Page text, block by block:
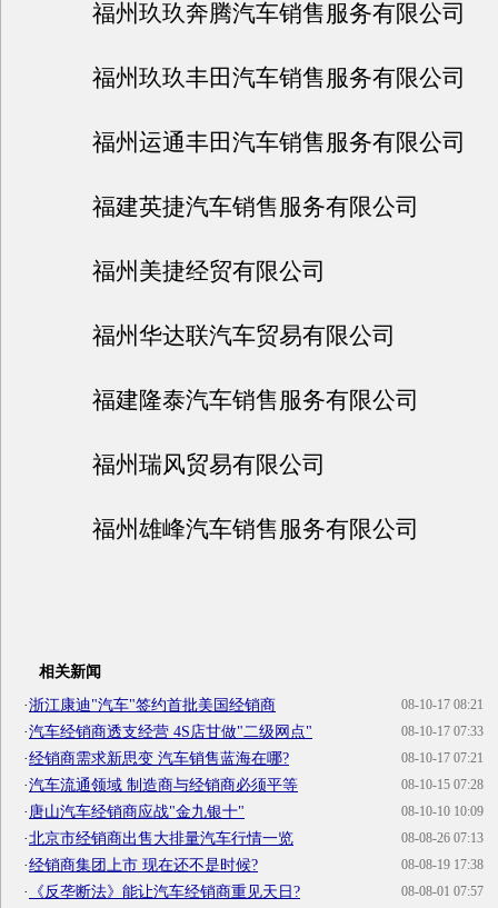
福州玖玖奔腾汽车销售服务有限公司
福州玖玖丰田汽车销售服务有限公司
福州运通丰田汽车销售服务有限公司
福建英捷汽车销售服务有限公司
福州美捷经贸有限公司
福州华达联汽车贸易有限公司
福建隆泰汽车销售服务有限公司
福州瑞风贸易有限公司
福州雄峰汽车销售服务有限公司
相关新闻
08-10-17 08:21
·浙江康迪"汽车"签约首批美国经销商
08-10-17 07:33
·汽车经销商透支经营 4S店甘做"二级网点"
08-10-17 07:21
·经销商需求新思变 汽车销售蓝海在哪?
08-10-15 07:28
·汽车流通领域 制造商与经销商必须平等
08-10-10 10:09
· 唐山汽车经销商应战"金九银十"
08-08-26 07:13
·北京市经销商出售大排量汽车行情一览
08-08-19 17:38
·经销商集团上市 现在还不是时候?
08-08-01 07:57
· 《反垄断法》能让汽车经销商重见天日?